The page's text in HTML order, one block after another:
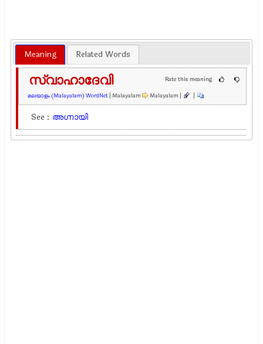
Meaning Related Words
Rate this meaning
സ്വാഹാദേവി
മലയാളം (Malayalam) WordNet | Malayalam Malayalam | |
See : അഗ്നായി